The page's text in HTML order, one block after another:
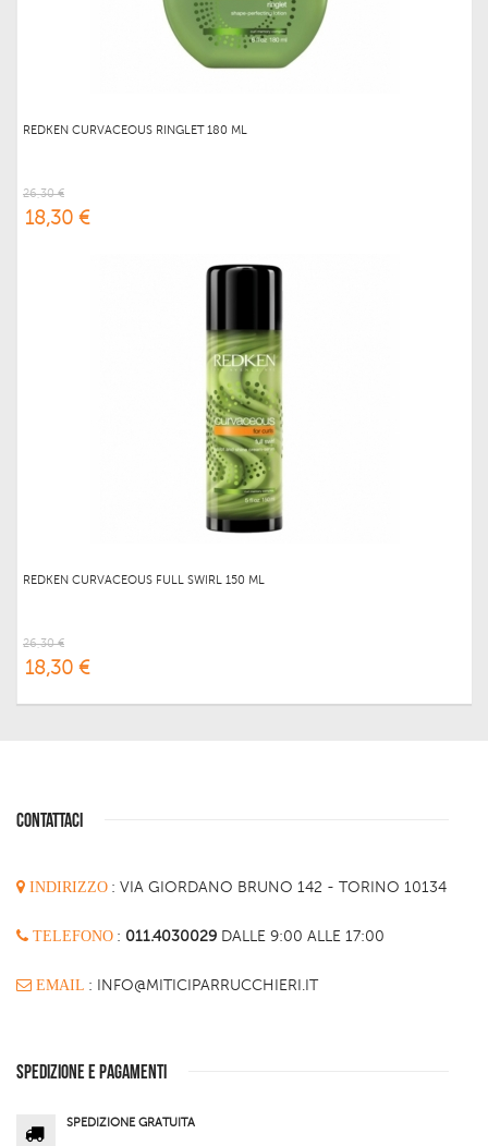
REDKEN CURVACEOUS RINGLET 180 ML
26,30 €
18,30 €
REDKEN CURVACEOUS FULL SWIRL 150 ML
26,30 €
18,30 €
CONTATTACI
INDIRIZZO : VIA GIORDANO BRUNO 142 - TORINO 10134
TELEFONO : 011.4030029 DALLE 9:00 ALLE 17:00
EMAIL : INFO@MITICIPARRUCCHIERI.IT
SPEDIZIONE E PAGAMENTI
SPEDIZIONE GRATUITA